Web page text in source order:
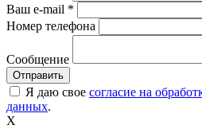
Ваш e-mail *
Номер телефона
Сообщение
Я даю свое согласие на
данных.
X